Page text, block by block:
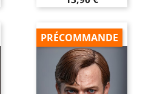
PRÉCOMMANDE